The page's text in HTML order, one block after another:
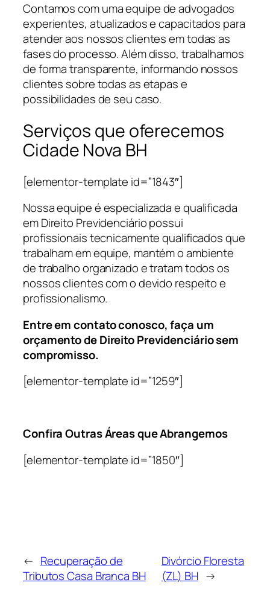
Contamos com uma equipe de advogados
experientes, atualizados e capacitados para
atender aos nossos clientes em todas as
fases do processo. Além disso, trabalhamos
de forma transparente, informando nossos
clientes sobre todas as etapas e
possibilidades de seu caso.
Serviços que oferecemos
Cidade Nova BH
[elementor-template id=”1843″]
Nossa equipe é especializada e qualificada
em Direito Previdenciário possui
profissionais tecnicamente qualificados que
trabalham em equipe, mantém o ambiente
de trabalho organizado e tratam todos os
nossos clientes com o devido respeito e
profissionalismo.
Entre em contato conosco, faça um
orçamento de Direito Previdenciário sem
compromisso.
[elementor-template id=”1259″]
Confira Outras Áreas que Abrangemos
[elementor-template id=”1850″]
← Recuperação de
Tributos Casa Branca BH
Divórcio Floresta
(ZL) BH →